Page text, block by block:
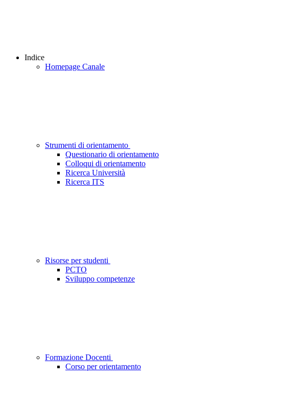
Indice
Homepage Canale
Strumenti di orientamento
Questionario di orientamento
Colloqui di orientamento
Ricerca Università
Ricerca ITS
Risorse per studenti
PCTO
Sviluppo competenze
Formazione Docenti
Corso per orientamento